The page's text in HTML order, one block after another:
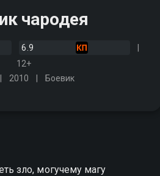
чародея
6.9
12+
2010 Боевик
зло, могучему магу